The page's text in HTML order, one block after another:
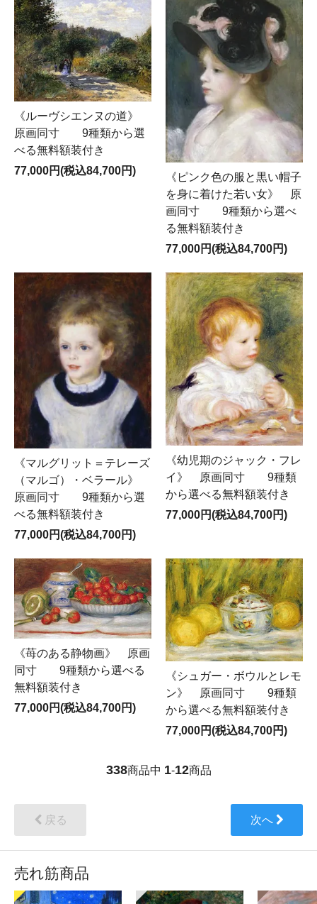
《ルーヴシエンヌの道》
原画同寸 9種類から選
べる無料額装付き
77,000円(税込84,700円)
《ピンク色の服と黒い帽子
を身に着けた若い女》 原
画同寸 9種類から選べ
る無料額装付き
77,000円(税込84,700円)
《マルグリット＝テレーズ
（マルゴ）・ベラール》
原画同寸 9種類から選
べる無料額装付き
77,000円(税込84,700円)
《幼児期のジャック・フレ
イ》 原画同寸 9種類
から選べる無料額装付き
77,000円(税込84,700円)
《苺のある静物画》 原画
同寸 9種類から選べる
無料額装付き
77,000円(税込84,700円)
《シュガー・ボウルとレモ
ン》 原画同寸 9種類
から選べる無料額装付き
77,000円(税込84,700円)
338商品中 1-12商品
戻る 次へ
売れ筋商品